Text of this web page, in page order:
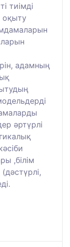
тиімді
оқыту
адамның
әртүрлі
,білім